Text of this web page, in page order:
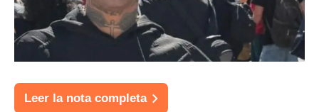
Leer la nota completa